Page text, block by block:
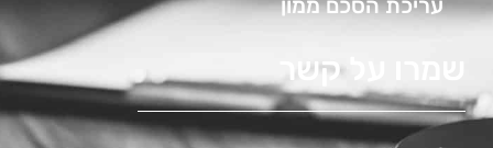
שמרו על קשר